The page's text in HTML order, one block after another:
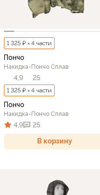
1 325 ₽ × 4 части
Пончо
Накидка-Пончо Сплав
4,9 25
1 325 ₽ × 4 части
Пончо
Накидка-Пончо Сплав
4,9 25
В корзину